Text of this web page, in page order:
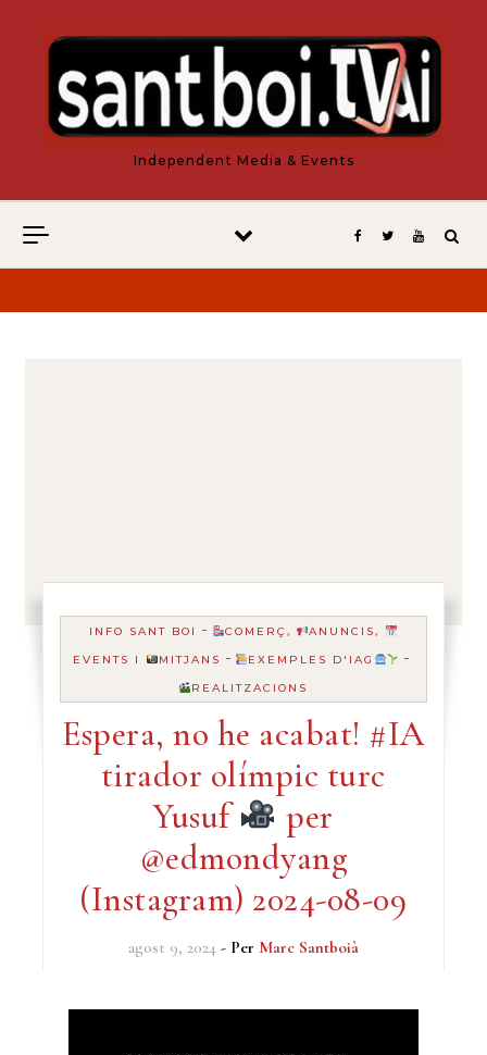
Independent Media & Events
INFO SANT BOI - COMERÇ,
ANUNCIS,
EVENTS I
MITJANS - EXEMPLES D'IAG -
REALITZACIONS
Espera, no he acabat! #IA
tirador olímpic turc
Yusuf
per
@edmondyang
(Instagram) 2024-08-09
agost 9, 2024 - Per Marc Santboià